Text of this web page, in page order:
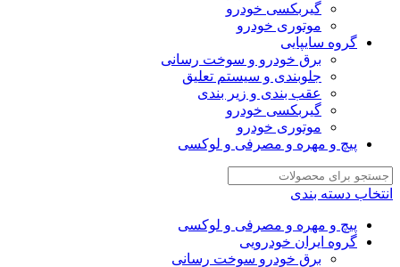
گیربکسی خودرو
موتوری خودرو
گروه سایپایی
برق خودرو و سوخت رسانی
جلوبندی و سیستم تعلیق
عقب بندی و زیر بندی
گیربکسی خودرو
موتوری خودرو
پیچ و مهره و مصرفی و لوکسی
انتخاب دسته بندی
پیچ و مهره و مصرفی و لوکسی
گروه ایران خودرویی
برق خودرو سوخت رسانی